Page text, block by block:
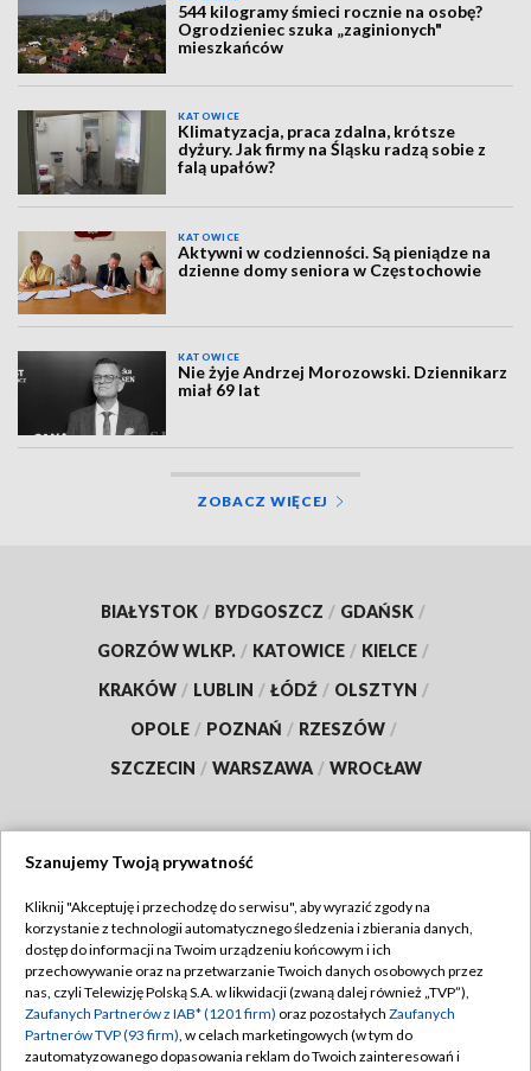
544 kilogramy śmieci rocznie na osobę?
Ogrodzieniec szuka „zaginionych"
mieszkańców
KATOWICE
Klimatyzacja, praca zdalna, krótsze
dyżury. Jak firmy na Śląsku radzą sobie z
falą upałów?
KATOWICE
Aktywni w codzienności. Są pieniądze na
dzienne domy seniora w Częstochowie
KATOWICE
Nie żyje Andrzej Morozowski. Dziennikarz
miał 69 lat
ZOBACZ WIĘCEJ
BIAŁYSTOK / BYDGOSZCZ / GDAŃSK /
GORZÓW WLKP. / KATOWICE / KIELCE /
KRAKÓW / LUBLIN / ŁÓDŹ / OLSZTYN /
OPOLE / POZNAŃ / RZESZÓW /
SZCZECIN / WARSZAWA / WROCŁAW
TVP
Abonament TVP
Emisja w TVP
Centrum informacji TVP
Regulamin TVP
Polityka prywatności
Moje zgody
Szanujemy Twoją prywatność
Kliknij "Akceptuję i przechodzę do serwisu", aby wyrazić zgody na
korzystanie z technologii automatycznego śledzenia i zbierania danych,
dostęp do informacji na Twoim urządzeniu końcowym i ich
przechowywanie oraz na przetwarzanie Twoich danych osobowych przez
nas, czyli Telewizję Polską S.A. w likwidacji (zwaną dalej również „TVP”),
Zaufanych Partnerów z IAB* (1201 firm) oraz pozostałych Zaufanych
Partnerów TVP (93 firm), w celach marketingowych (w tym do
zautomatyzowanego dopasowania reklam do Twoich zainteresowań i